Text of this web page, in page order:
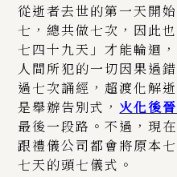
從逝者去世的第一天開
七，總共做七次，因此
七四十九天」才能輪迴
人間所犯的一切因果過
過七次誦經，超渡化解
是舉辦告別式， 火化後
最後一段路。不過，現
跟禮儀公司都會將原本
七天的頭七儀式。